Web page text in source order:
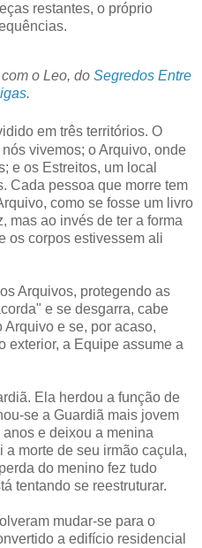
restantes, o próprio
o Leo, do Segredos Entre
.
em três territórios. O
vivemos; o Arquivo, onde
e os Estreitos, um local
Cada pessoa que morre tem
como se fosse um livro
mas ao invés de ter a forma
os corpos estivessem ali
Arquivos, protegendo as
e se desgarra, cabe
e se, por acaso,
exterior, a Equipe assume a
Ela herdou a função de
se a Guardiã mais jovem
e deixou a menina
morte de seu irmão caçula,
do menino fez tudo
tentando se reestruturar.
mudar-se para o
a edifício residencial